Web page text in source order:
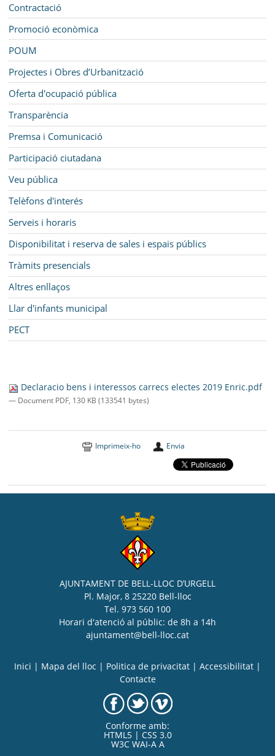
Contractació
Promoció econòmica
POUM
Projectes i Obres d’Urbanització
Oferta d'ocupació pública
Transparència
Premsa i Comunicació
Participació ciutadana
Veu pública
Telèfons d'interés
Serveis i horaris
Disponibilitat i reserva de sales i espais públics
Tràmits presencials
Altres enllaços
Llar d'infants municipal
PECT
Declaracio bens i interessos carrecs electes 2019 Enric.pdf
— Document PDF, 130 KB (133541 bytes)
Imprimeix-ho Envia
AJUNTAMENT DE BELL-LLOC D’URGELL
Pl. Major, 8 25220 Bell-lloc
Tel. 973 560 100
Horari d'atenció al públic: de 8h a 14h
ajuntament@bell-lloc.cat
Inici | Mapa del lloc | Politica de privacitat | Accessibilitat |
Contacte
Conforme amb:
HTML5 | CSS 3.0
W3C WAI-A A